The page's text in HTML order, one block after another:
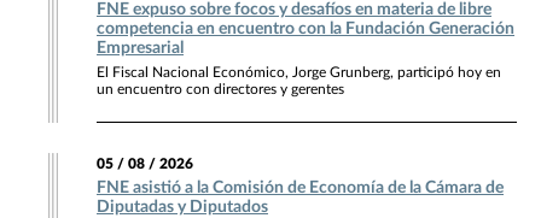
FNE expuso sobre focos y desafíos en materia de libre
competencia en encuentro con la Fundación Generación
Empresarial
El Fiscal Nacional Económico, Jorge Grunberg, participó hoy en
un encuentro con directores y gerentes
05 / 08 / 2026
FNE asistió a la Comisión de Economía de la Cámara de
Diputadas y Diputados